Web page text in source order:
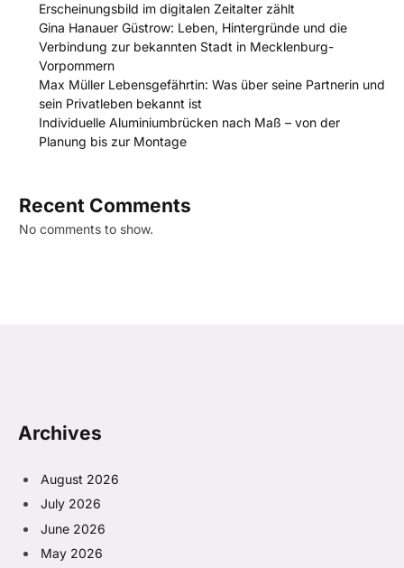
Erscheinungsbild im digitalen Zeitalter zählt
Gina Hanauer Güstrow: Leben, Hintergründe und die
Verbindung zur bekannten Stadt in Mecklenburg-
Vorpommern
Max Müller Lebensgefährtin: Was über seine Partnerin und
sein Privatleben bekannt ist
Individuelle Aluminiumbrücken nach Maß – von der
Planung bis zur Montage
Recent Comments
No comments to show.
Archives
August 2026
July 2026
June 2026
May 2026